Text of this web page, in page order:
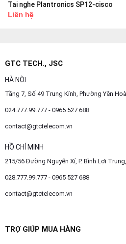
Tai nghe Plantronics SP12-cisco
Liên hệ
GTC TECH., JSC
HÀ NỘI
Tầng 7, Số 49 Trung Kính, Phường Yên
024.777.99.777 - 0965 527 688
contact@gtctelecom.vn
HỒ CHÍ MINH
215/56 Đường Nguyễn Xí, P. Bình Lợi
028.777.99.777 - 0965 527 688
contact@gtctelecom.vn
TRỢ GIÚP MUA HÀNG